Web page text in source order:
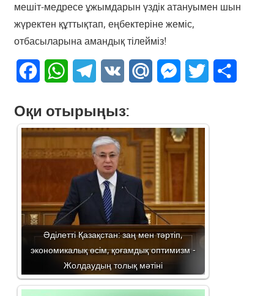
мешіт-медресе ұжымдарын үздік атануымен шын
жүректен құттықтап, еңбектеріне жеміс,
отбасыларына амандық тілейміз!
FacebookWhatsAppTelegram
VK Mail.Ru Messenger
Twitter
Оқи отырыңыз:
Әділетті Қазақстан: заң мен тәртіп,
экономикалық өсім, қоғамдық оптимизм -
Жолдаудың толық мәтіні